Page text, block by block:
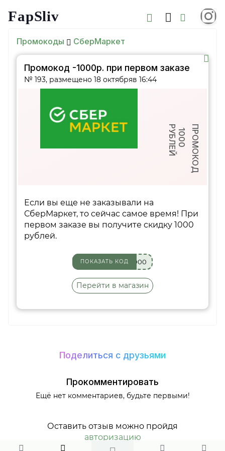
FapSliv
Промокоды СберМаркет
Промокод -1000р. при первом заказе
№ 193, размещено 18 октябряв 16:44
ПРОМОКОД
1
0
0
0
РУ
Б
Л
Е
Й
Если вы еще не заказывали на
СберМаркет, то сейчас самое время! При
первом заказе вы получите скидку 1000
рублей.
000
ПОКАЗАТЬ КОД
Перейти в магазин
Поделиться с друзьями
Прокомментировать
Ещё нет комментариев, будьте первыми!
Оставить отзыв можно пройдя
авторизацию